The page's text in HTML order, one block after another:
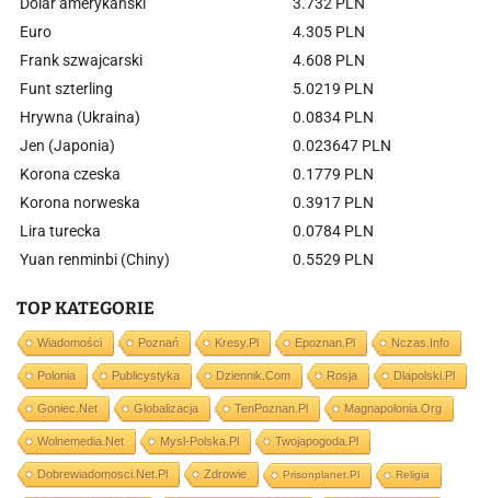
Euro
4.305 PLN
Frank szwajcarski
4.608 PLN
Funt szterling
5.0219 PLN
Hrywna (Ukraina)
0.0834 PLN
Jen (Japonia)
0.023647 PLN
Korona czeska
0.1779 PLN
Korona norweska
0.3917 PLN
Lira turecka
0.0784 PLN
Yuan renminbi (Chiny)
0.5529 PLN
TOP KATEGORIE
Wiadomości Poznań Kresy.pl Epoznan.pl Nczas.info
Polonia Publicystyka Dziennik.com Rosja Dlapolski.pl
Goniec.net Globalizacja TenPoznan.pl Magnapolonia.org
Wolnemedia.net Mysl-Polska.pl Twojapogoda.pl
Dobrewiadomosci.net.pl Zdrowie Prisonplanet.pl Religia